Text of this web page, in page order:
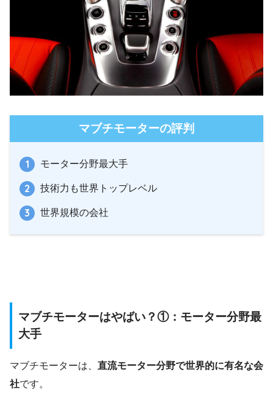
マブチモーターの評判
モーター分野最大手
技術力も世界トップレベル
世界規模の会社
マブチモーターはやばい？①：モーター分野最
大手
マブチモーターは、 直流モーター分野で世界的に有名な会
社です。